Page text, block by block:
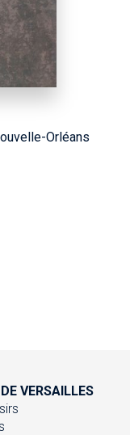
Orléans
VERSAILLES